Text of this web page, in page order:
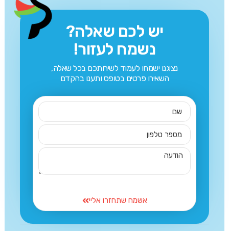
יש לכם שאלה?
נשמח לעזור!
נציגנו ישמחו לעמוד לשירותכם בכל שאלה,
השאירו פרטים בטופס ותענו בהקדם
אשמח שתחזרו אליי